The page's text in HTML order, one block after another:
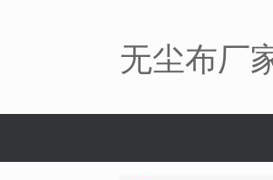
无尘布厂